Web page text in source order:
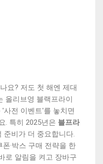
요? 저도 첫 해엔 제대
올리브영 블랙프라이
사전 이벤트'를 놓치면
. 특히 2025년은 블프라
준비가 더 중요합니다.
폰·박스 구매 전략을 한
로 알림을 켜고 장바구